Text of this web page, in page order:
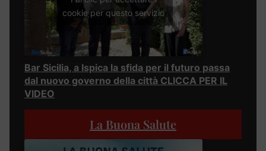
cookie per questo servizio
Bar Sicilia, a Ispica la sfida per il futuro passa
dal nuovo governo della città CLICCA PER IL
VIDEO
La Buona Salute